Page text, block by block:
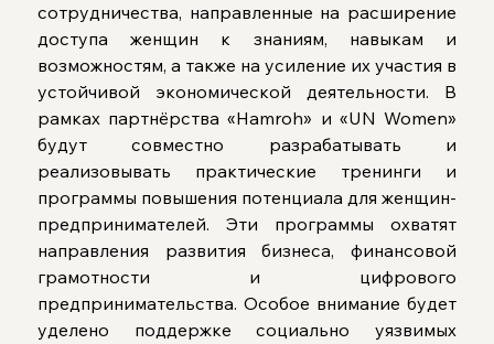
сотрудничества, направленные на расширение
доступа женщин к знаниям, навыкам и
возможностям, а также на усиление их участия в
устойчивой экономической деятельности. В
рамках партнёрства «Hamroh» и «UN Women»
будут совместно разрабатывать и
реализовывать практические тренинги и
программы повышения потенциала для женщин-
предпринимателей. Эти программы охватят
направления развития бизнеса, финансовой
грамотности и цифрового
предпринимательства. Особое внимание будет
уделено поддержке социально уязвимых